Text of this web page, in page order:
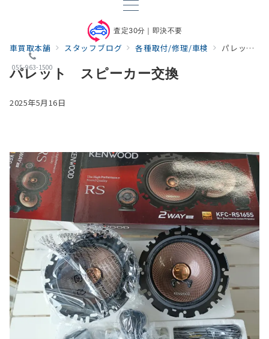
査定30分｜即決不要
055-963-1500
車買取本舗 スタッフブログ 各種取付/修理/車検 パレット スピーカー交換
パレット スピーカー交換
2025年5月16日